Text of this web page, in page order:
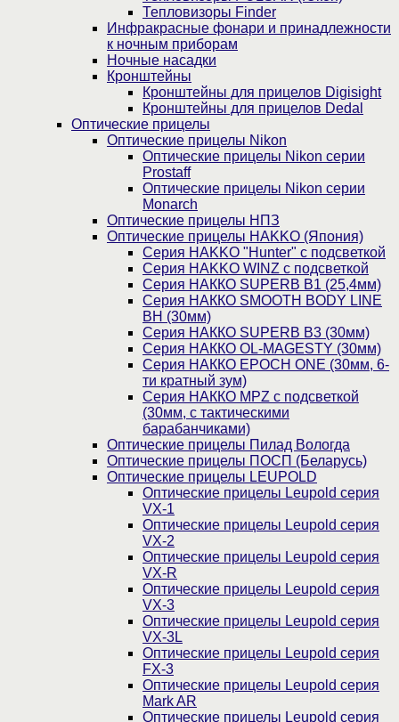
Тепловизоры Finder
Инфракрасные фонари и принадлежности
к ночным приборам
Ночные насадки
Кронштейны
Кронштейны для прицелов Digisight
Кронштейны для прицелов Dedal
Оптические прицелы
Оптические прицелы Nikon
Оптические прицелы Nikon серии
Prostaff
Оптические прицелы Nikon серии
Monarch
Оптические прицелы НПЗ
Оптические прицелы HAKKO (Япония)
Cерия HAKKO "Hunter" с подсветкой
Серия НAKKO WINZ с подсветкой
Серия НАККО SUPERB B1 (25,4мм)
Серия НАККО SMOOTH BODY LINE
BH (30мм)
Серия НАККО SUPERB B3 (30мм)
Серия НАККО OL-MAGESTY (30мм)
Серия НАККО EPOCH ONE (30мм, 6-
ти кратный зум)
Серия НАККО MPZ с подсветкой
(30мм, c тактическими
барабанчиками)
Оптические прицелы Пилад Вологда
Оптические прицелы ПОСП (Беларусь)
Оптические прицелы LEUPOLD
Оптические прицелы Leupold серия
VX-1
Оптические прицелы Leupold серия
VX-2
Оптические прицелы Leupold серия
VX-R
Оптические прицелы Leupold серия
VX-3
Оптические прицелы Leupold серия
VX-3L
Оптические прицелы Leupold серия
FX-3
Оптические прицелы Leupold серия
Mark AR
Оптические прицелы Leupold серия